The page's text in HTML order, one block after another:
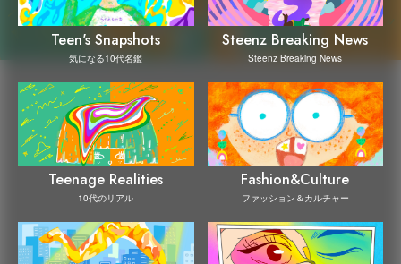
Teen's Snapshots
気になる10代名鑑
Steenz Breaking News
Steenz Breaking News
Teenage Realities
10代のリアル
Fashion&Culture
ファッション＆カルチャー